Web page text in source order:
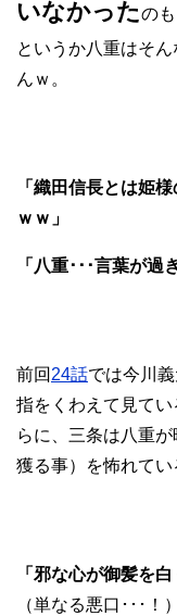
いなかったの
というか八重はそ
んｗ。
「織田信長とは姫
ｗｗ」
「八重･･･言葉が過
前回 24話では今川
指をくわえて見て
らに、三条は八重
獲る事）を怖れてい
「邪な心が御髪を
（単なる悪口･･･！）